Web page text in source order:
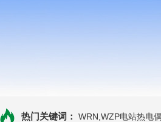
热门关键词： WRN,WZP电站热电